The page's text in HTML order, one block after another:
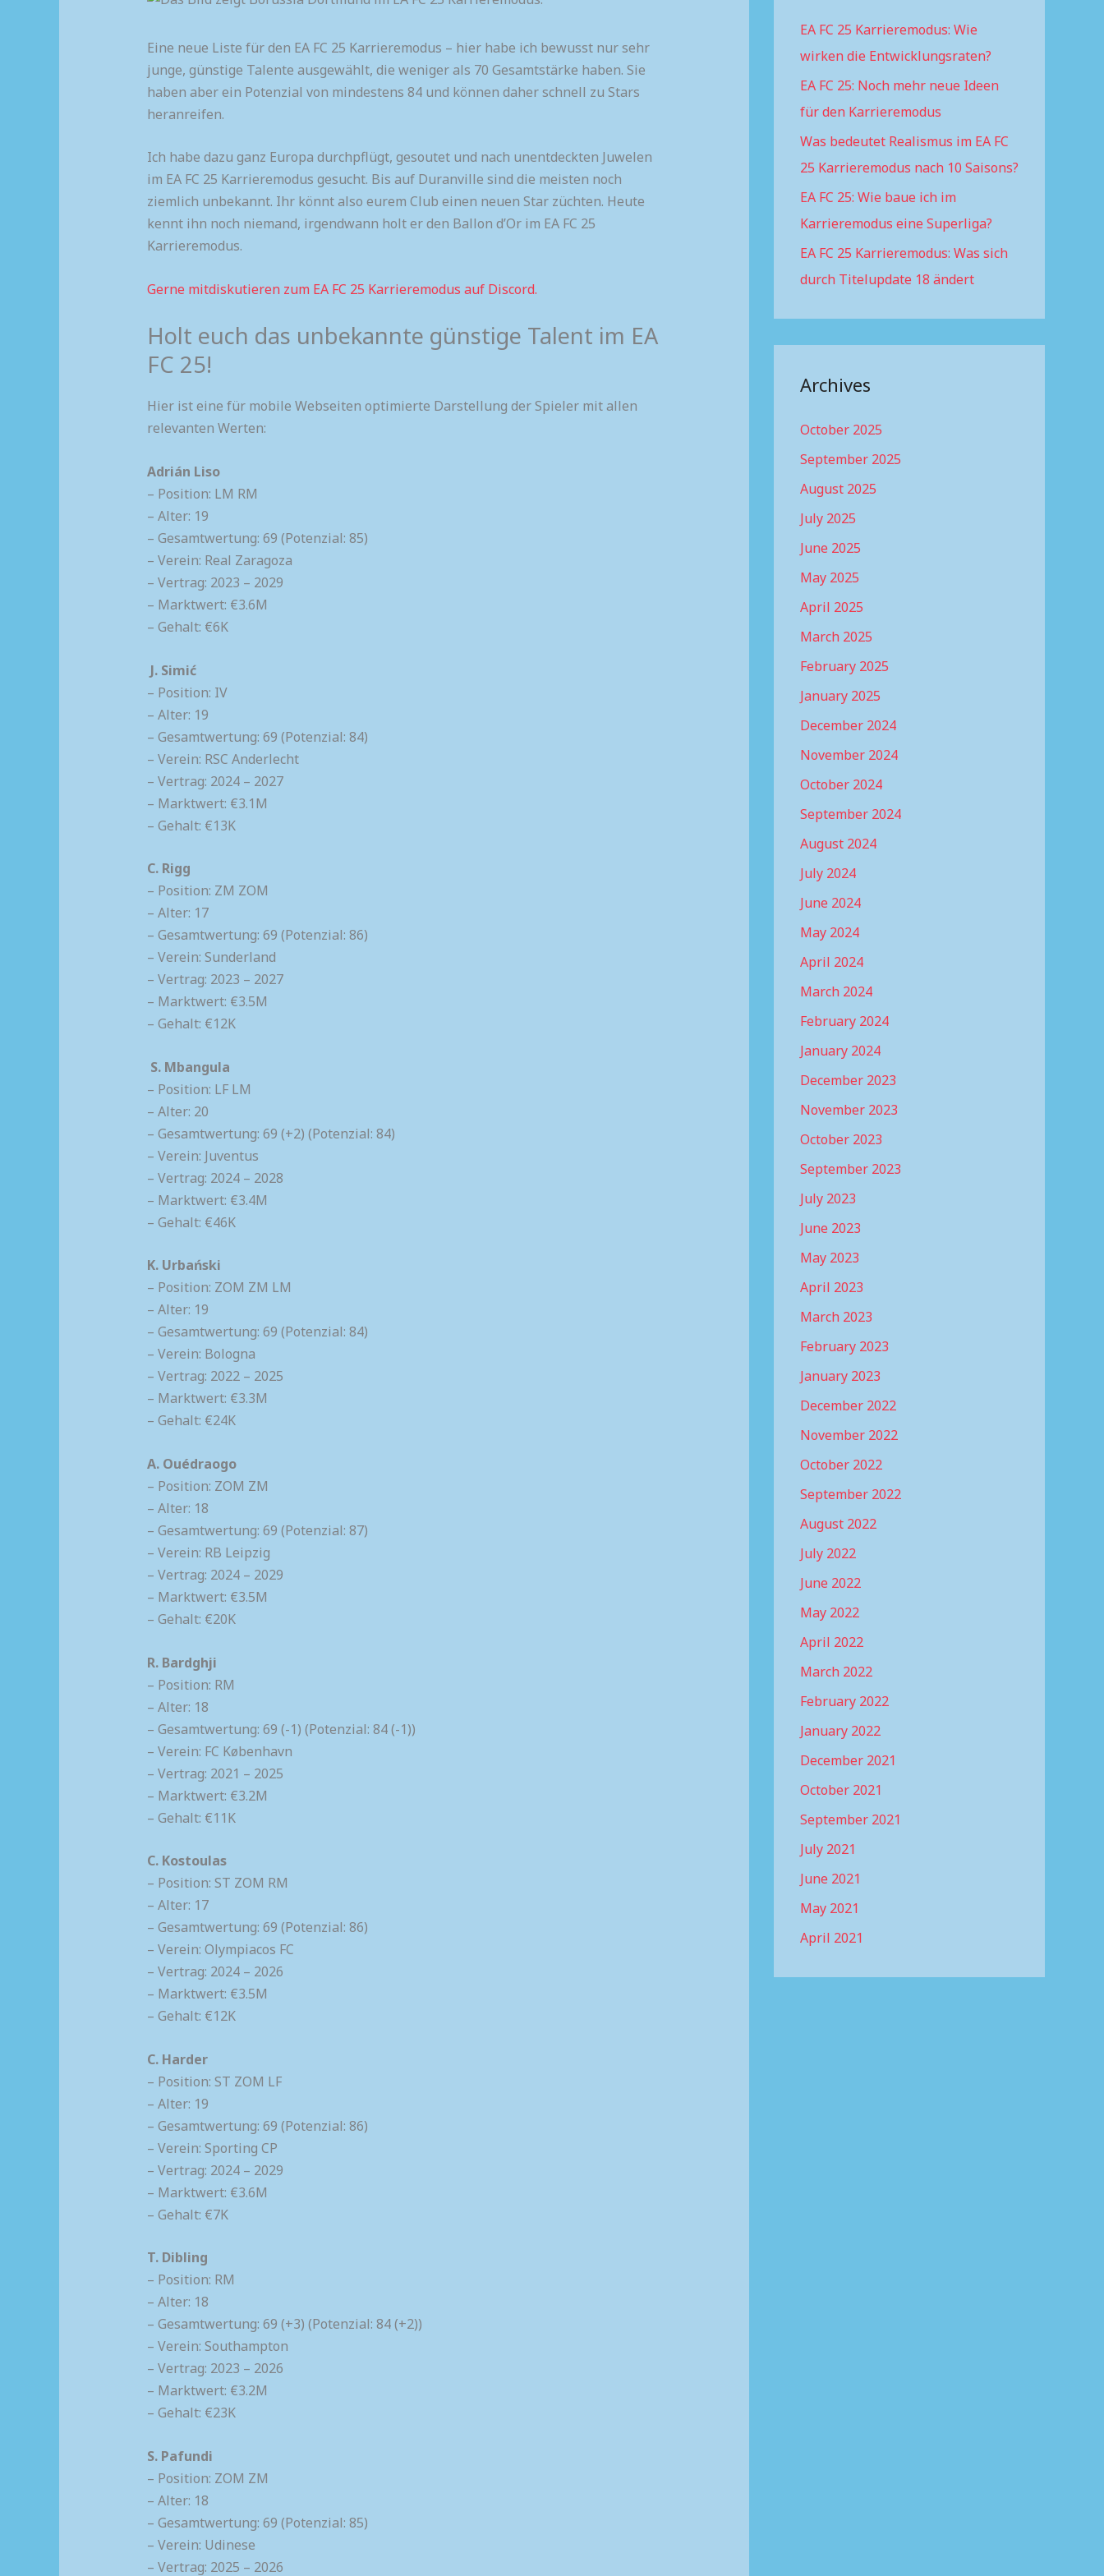
Eine neue Liste für den EA FC 25 Karrieremodus – hier habe ich bewusst nur sehr
junge, günstige Talente ausgewählt, die weniger als 70 Gesamtstärke haben. Sie
haben aber ein Potenzial von mindestens 84 und können daher schnell zu Stars
heranreifen.
Ich habe dazu ganz Europa durchpflügt, gesoutet und nach unentdeckten Juwelen
im EA FC 25 Karrieremodus gesucht. Bis auf Duranville sind die meisten noch
ziemlich unbekannt. Ihr könnt also eurem Club einen neuen Star züchten. Heute
kennt ihn noch niemand, irgendwann holt er den Ballon d’Or im EA FC 25
Karrieremodus.
Gerne mitdiskutieren zum EA FC 25 Karrieremodus auf Discord.
Holt euch das unbekannte günstige Talent im EA
FC 25!
Hier ist eine für mobile Webseiten optimierte Darstellung der Spieler mit allen
relevanten Werten:
Adrián Liso
– Position: LM RM
– Alter: 19
– Gesamtwertung: 69 (Potenzial: 85)
– Verein: Real Zaragoza
– Vertrag: 2023 – 2029
– Marktwert: €3.6M
– Gehalt: €6K
J. Simić
– Position: IV
– Alter: 19
– Gesamtwertung: 69 (Potenzial: 84)
– Verein: RSC Anderlecht
– Vertrag: 2024 – 2027
– Marktwert: €3.1M
– Gehalt: €13K
C. Rigg
– Position: ZM ZOM
– Alter: 17
– Gesamtwertung: 69 (Potenzial: 86)
– Verein: Sunderland
– Vertrag: 2023 – 2027
– Marktwert: €3.5M
– Gehalt: €12K
S. Mbangula
– Position: LF LM
– Alter: 20
– Gesamtwertung: 69 (+2) (Potenzial: 84)
– Verein: Juventus
– Vertrag: 2024 – 2028
– Marktwert: €3.4M
– Gehalt: €46K
K. Urbański
– Position: ZOM ZM LM
– Alter: 19
– Gesamtwertung: 69 (Potenzial: 84)
– Verein: Bologna
– Vertrag: 2022 – 2025
– Marktwert: €3.3M
– Gehalt: €24K
A. Ouédraogo
– Position: ZOM ZM
– Alter: 18
– Gesamtwertung: 69 (Potenzial: 87)
– Verein: RB Leipzig
– Vertrag: 2024 – 2029
– Marktwert: €3.5M
– Gehalt: €20K
R. Bardghji
– Position: RM
– Alter: 18
– Gesamtwertung: 69 (-1) (Potenzial: 84 (-1))
– Verein: FC København
– Vertrag: 2021 – 2025
– Marktwert: €3.2M
– Gehalt: €11K
C. Kostoulas
– Position: ST ZOM RM
– Alter: 17
– Gesamtwertung: 69 (Potenzial: 86)
– Verein: Olympiacos FC
– Vertrag: 2024 – 2026
– Marktwert: €3.5M
– Gehalt: €12K
C. Harder
– Position: ST ZOM LF
– Alter: 19
– Gesamtwertung: 69 (Potenzial: 86)
– Verein: Sporting CP
– Vertrag: 2024 – 2029
– Marktwert: €3.6M
– Gehalt: €7K
T. Dibling
– Position: RM
– Alter: 18
– Gesamtwertung: 69 (+3) (Potenzial: 84 (+2))
– Verein: Southampton
– Vertrag: 2023 – 2026
– Marktwert: €3.2M
– Gehalt: €23K
S. Pafundi
– Position: ZOM ZM
– Alter: 18
– Gesamtwertung: 69 (Potenzial: 85)
– Verein: Udinese
– Vertrag: 2025 – 2026
f
o
r
:
EA FC 25 Karrieremodus: Wie
wirken die Entwicklungsraten?
EA FC 25: Noch mehr neue Ideen
für den Karrieremodus
Was bedeutet Realismus im EA FC
25 Karrieremodus nach 10 Saisons?
EA FC 25: Wie baue ich im
Karrieremodus eine Superliga?
EA FC 25 Karrieremodus: Was sich
durch Titelupdate 18 ändert
Archives
October 2025
September 2025
August 2025
July 2025
June 2025
May 2025
April 2025
March 2025
February 2025
January 2025
December 2024
November 2024
October 2024
September 2024
August 2024
July 2024
June 2024
May 2024
April 2024
March 2024
February 2024
January 2024
December 2023
November 2023
October 2023
September 2023
July 2023
June 2023
May 2023
April 2023
March 2023
February 2023
January 2023
December 2022
November 2022
October 2022
September 2022
August 2022
July 2022
June 2022
May 2022
April 2022
March 2022
February 2022
January 2022
December 2021
October 2021
September 2021
July 2021
June 2021
May 2021
April 2021